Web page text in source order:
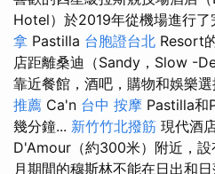
Hotel）於2019年從機場進行
拿 Pastilla 台胞證台北 Resort
店距離桑迪（Sandy，Slow -
靠近餐館，酒吧，購物和娛樂選
推薦 Ca'n 台中 按摩 Pastilla和
幾分鐘... 新竹竹北撥筋 現代酒
D'Amour（約300米）附近，
月期間的穆斯林不能在日出和